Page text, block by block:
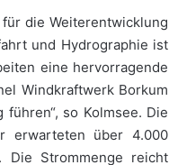
die Weiterentwicklung
und Hydrographie ist
eine hervorragende
Windkraftwerk Borkum
so Kolmsee. Die
erwarteten über 4.000
Die Strommenge reicht